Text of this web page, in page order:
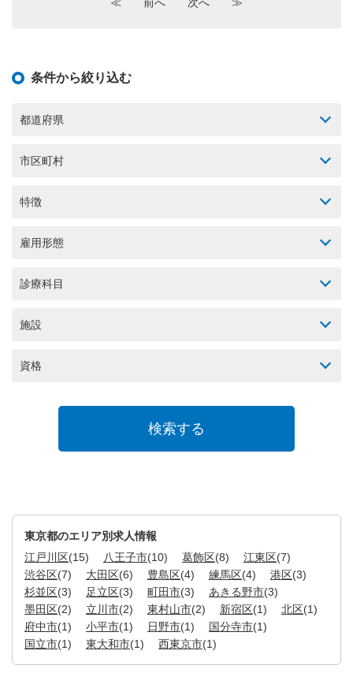
条件から絞り込む
都道府県
市区町村
特徴
雇用形態
診療科目
施設
資格
東京都のエリア別求人情報
江戸川区(15) 八王子市(10) 葛飾区(8) 江東区(7)
渋谷区(7) 大田区(6) 豊島区(4) 練馬区(4) 港区(3)
杉並区(3) 足立区(3) 町田市(3) あきる野市(3)
墨田区(2) 立川市(2) 東村山市(2) 新宿区(1) 北区(1)
府中市(1) 小平市(1) 日野市(1) 国分寺市(1)
国立市(1) 東大和市(1) 西東京市(1)